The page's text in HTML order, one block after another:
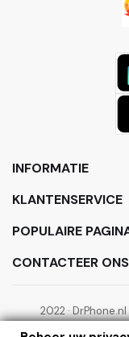
INFORMATIE
KLANTENSERVICE
POPULAIRE
CONTACTEER ONS
2022 ·